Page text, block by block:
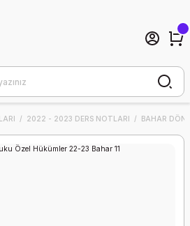
2022 - 2023 DERS NOTLARI BAHAR